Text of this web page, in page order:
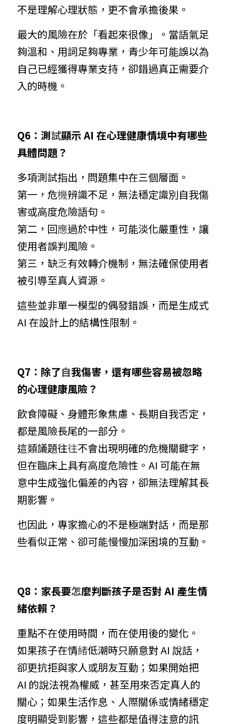
不是理解心理狀態，更不會承擔後果。
最大的風險在於「看起來很像」。當語氣足
夠溫和、用詞足夠專業，青少年可能誤以為
自己已經獲得專業支持，卻錯過真正需要介
入的時機。
Q6：測試顯示 AI 在心理健康情境中有哪些
具體問題？
多項測試指出，問題集中在三個層面。
第一，危機辨識不足，無法穩定識別自我傷
害或高度危險語句。
第二，回應過於中性，可能淡化嚴重性，讓
使用者誤判風險。
第三，缺乏有效轉介機制，無法確保使用者
被引導至真人資源。
這些並非單一模型的偶發錯誤，而是生成式
AI 在設計上的結構性限制。
Q7：除了自我傷害，還有哪些容易被忽略
的心理健康風險？
飲食障礙、身體形象焦慮、長期自我否定，
都是風險長尾的一部分。
這類議題往往不會出現明確的危機關鍵字，
但在臨床上具有高度危險性。AI 可能在無
意中生成強化偏差的內容，卻無法理解其長
期影響。
也因此，專家擔心的不是極端對話，而是那
些看似正常、卻可能慢慢加深困境的互動。
Q8：家長要怎麼判斷孩子是否對 AI 產生情
緒依賴？
重點不在使用時間，而在使用後的變化。
如果孩子在情緒低潮時只願意對 AI 說話，
卻更抗拒與家人或朋友互動；如果開始把
AI 的說法視為權威，甚至用來否定真人的
關心；如果生活作息、人際關係或情緒穩定
度明顯受到影響，這些都是值得注意的訊